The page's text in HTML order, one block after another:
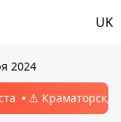
UK
2024
⚠️ Краматорск,